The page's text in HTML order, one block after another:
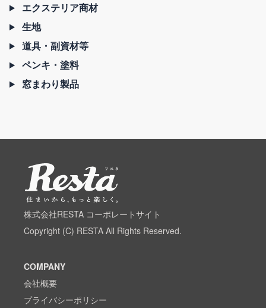
エクステリア商材
生地
道具・副資材等
ペンキ・塗料
窓まわり製品
株式会社RESTA コーポレートサイト
Copyright (C) RESTA All Rights Reserved.
COMPANY
会社概要
プライバシーポリシー